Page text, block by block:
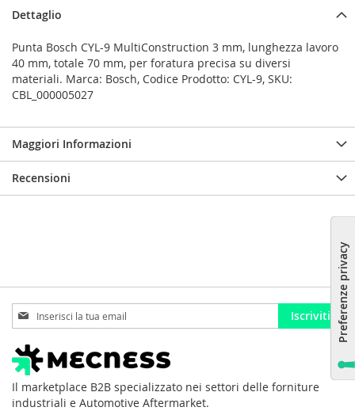
Dettaglio
Punta Bosch CYL-9 MultiConstruction 3 mm, lunghezza lavoro
40 mm, totale 70 mm, per foratura precisa su diversi
materiali. Marca: Bosch, Codice Prodotto: CYL-9, SKU:
CBL_000005027
Maggiori Informazioni
Recensioni
Iscriviti
alla
nostra
Newsletter:
Iscriviti
Il marketplace B2B specializzato nei settori delle forniture
industriali e Automotive Aftermarket.